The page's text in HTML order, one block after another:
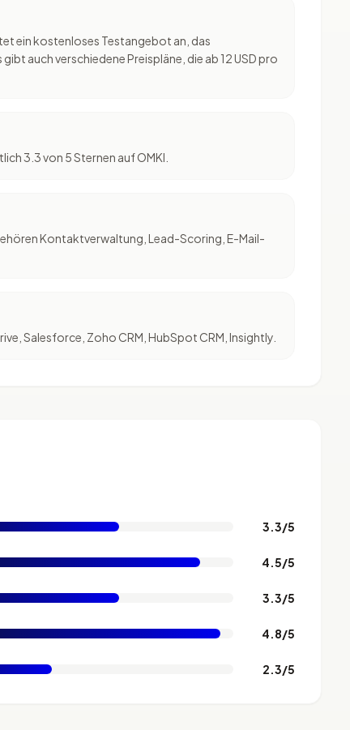
ein kostenloses Testangebot an, das
auch verschiedene Preispläne, die ab 12 USD pro
3.3 von 5 Sternen auf OMKI.
Kontaktverwaltung, Lead-Scoring, E-Mail-
Salesforce, Zoho CRM, HubSpot CRM, Insightly.
3.3/5
4.5/5
3.3/5
4.8/5
2.3/5